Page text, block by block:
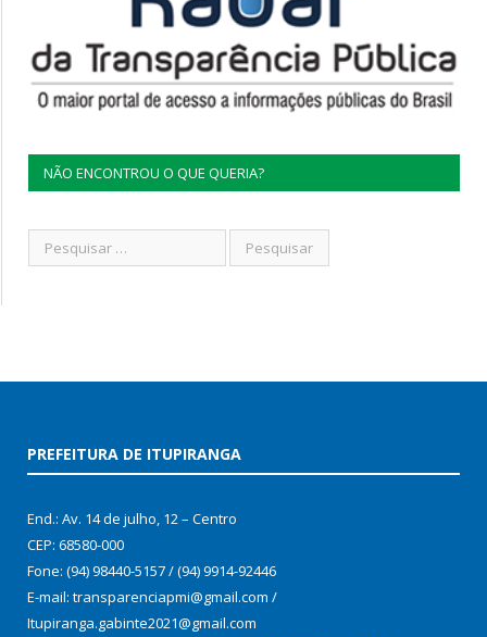
NÃO ENCONTROU O QUE QUERIA?
PREFEITURA DE ITUPIRANGA
End.: Av. 14 de julho, 12 – Centro
CEP: 68580-000
Fone: (94) 98440-5157 / (94) 9914-92446
E-mail: transparenciapmi@gmail.com /
Itupiranga.gabinte2021@gmail.com